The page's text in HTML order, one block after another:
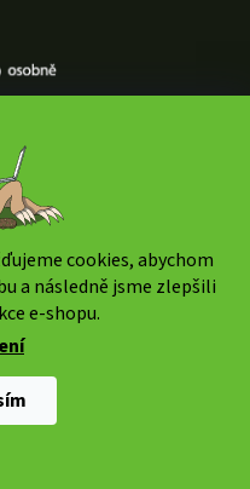
cookies, abychom
a následně jsme zlepšili
e-shopu.
cookies